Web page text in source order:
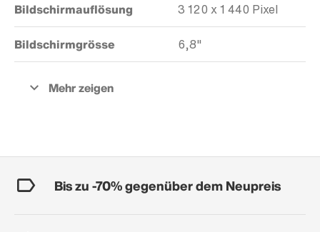
Bildschirmauflösung 3 120 x 1 440 Pixel
Bildschirmgrösse 6,8"
Bis zu -70% gegenüber dem Neupreis